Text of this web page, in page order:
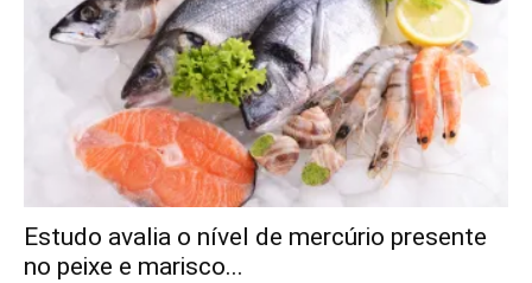
Estudo avalia o nível de mercúrio presente
no peixe e marisco...